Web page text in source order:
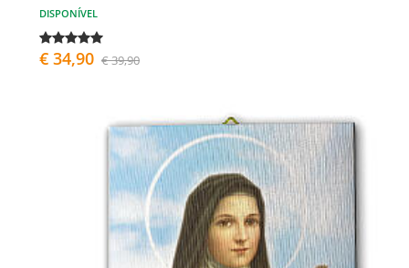
DISPONÍVEL
€ 34,90 € 39,90